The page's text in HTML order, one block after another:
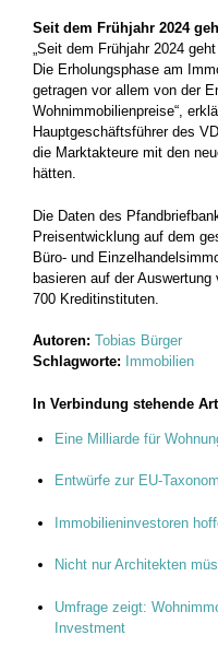
Seit dem Frühjahr 2024
„Seit dem Frühjahr 2024
Die Erholungsphase am
getragen vor allem von der
Wohnimmobilienpreise“,
Hauptgeschäftsführer des
die Marktakteure mit den
hätten.
Die Daten des
Preisentwicklung auf dem
Büro- und
basieren auf der
700 Kreditinstituten.
Autoren: Tobias Bürger
Schlagworte:
Immobilien
In Verbindung stehende
Eine Milliarde für
Entwürfe zur EU-
Immobilieninvestoren
Nicht nur Architekten
Umfrage zeigt:
Investment